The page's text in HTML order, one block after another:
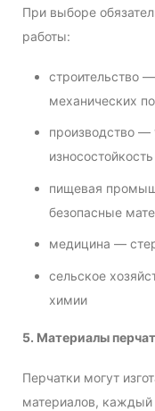
При выборе
работы:
строительство
механических
производство —
износостойкость
пищевая
безопасные
медицина —
сельское
химии
5. Материалы
Перчатки могут
материалов, каждый